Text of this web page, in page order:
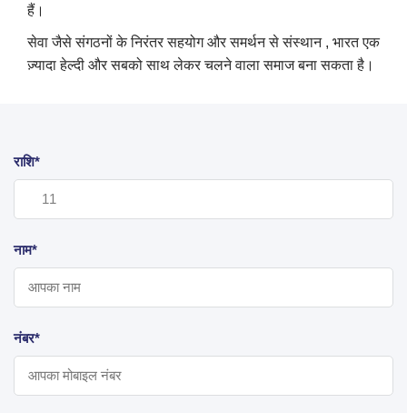
हैं।
सेवा जैसे संगठनों के निरंतर सहयोग और समर्थन से संस्थान , भारत एक
ज़्यादा हेल्दी और सबको साथ लेकर चलने वाला समाज बना सकता है।
राशि*
नाम*
नंबर*